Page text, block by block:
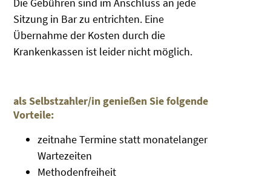
Sitzung in Bar zu entrichten. Eine
Übernahme der Kosten durch die
Krankenkassen ist leider nicht möglich.
als Selbstzahler/in genießen Sie folgende
Vorteile:
zeitnahe Termine statt monatelanger
Wartezeiten
Methodenfreiheit